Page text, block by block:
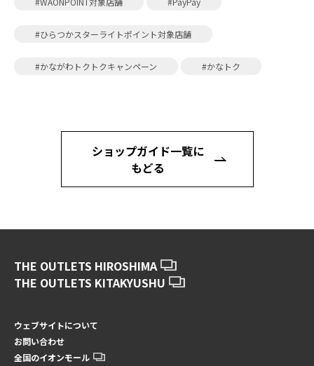
#ひらつかスターライトポイント対象店舗
#かながわトクトクキャンペーン #かなトク
ショップガイド一覧に
もどる
THE OUTLETS HIROSHIMA
THE OUTLETS KITAKYUSHU
ウェブサイトについて
お問い合わせ
全国のイオンモール